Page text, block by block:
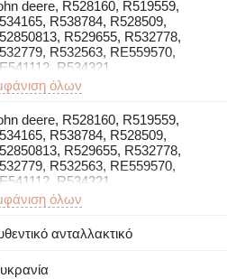
deere, R528160, R519559,
R538784, R528509,
R529655, R532778,
R532563, RE559570,
R534321
όλων
deere, R528160, R519559,
R538784, R528509,
R529655, R532778,
R532563, RE559570,
R534321
όλων
ανταλλακτικό